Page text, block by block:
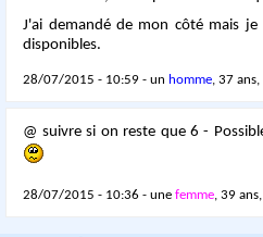
J'ai demandé de mon côté mais
disponibles.
28/07/2015 - 10:59 - un homme, 37
@ suivre si on reste que 6 -
28/07/2015 - 10:36 - unefemme, 39